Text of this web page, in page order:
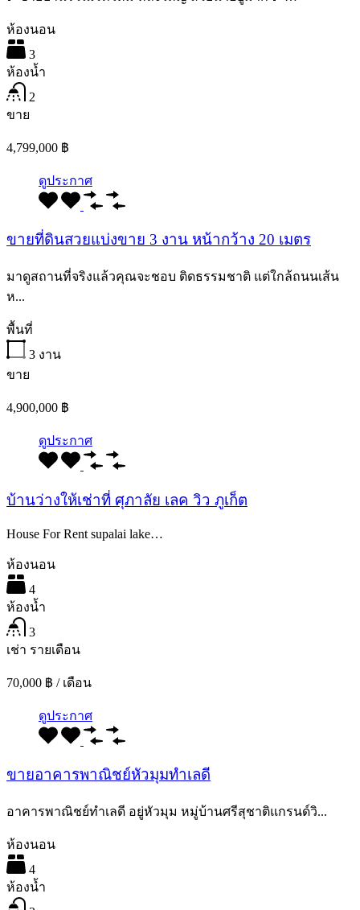
ห้องนอน
3
ห้องน้ำ
2
ขาย
4,799,000 ฿
ดูประกาศ
ขายที่ดินสวยแบ่งขาย 3 งาน หน้ากว้าง 20 เมตร
มาดูสถานที่จริงแล้วคุณจะชอบ ติดธรรมชาติ แต่ใกล้ถนนเส้น
ห...
พื้นที่
3 งาน
ขาย
4,900,000 ฿
ดูประกาศ
บ้านว่างให้เช่าที่ ศุภาลัย เลค วิว ภูเก็ต
House For Rent supalai lake…
ห้องนอน
4
ห้องน้ำ
3
เช่า รายเดือน
70,000 ฿ / เดือน
ดูประกาศ
ขายอาคารพาณิชย์หัวมุมทำเลดี
อาคารพาณิชย์ทำเลดี อยู่หัวมุม หมู่บ้านศรีสุชาติแกรนด์วิ...
ห้องนอน
4
ห้องน้ำ